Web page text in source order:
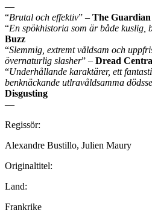
—
“Brutal och effektiv” – The Guardian
“En spökhistoria som är både kuslig,
Buzz
“Slemmig, extremt våldsam och
övernaturlig slasher” – Dread
“Underhållande karaktärer, ett
benknäckande utlravåldsamma
Disgusting
—
Regissör:
Alexandre Bustillo, Julien Maury
Originaltitel:
Land:
Frankrike